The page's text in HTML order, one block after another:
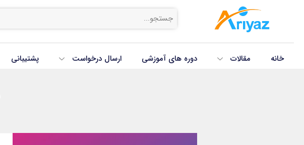
خانه مقالات دوره های آموزشی ارسال درخواست پشتیبانی